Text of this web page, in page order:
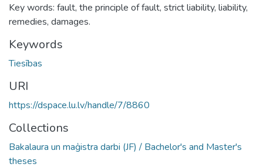
Key words: fault, the principle of fault, strict liability, liability,
remedies, damages.
Keywords
Tiesības
URI
https://dspace.lu.lv/handle/7/8860
Collections
Bakalaura un maģistra darbi (JF) / Bachelor's and Master's
theses